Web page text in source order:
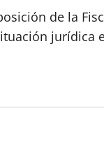
de la
jurídica